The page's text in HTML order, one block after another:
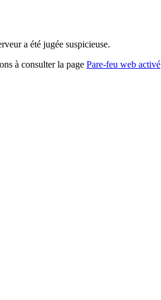
a été jugée suspicieuse.
à consulter la page Pare-feu web activé